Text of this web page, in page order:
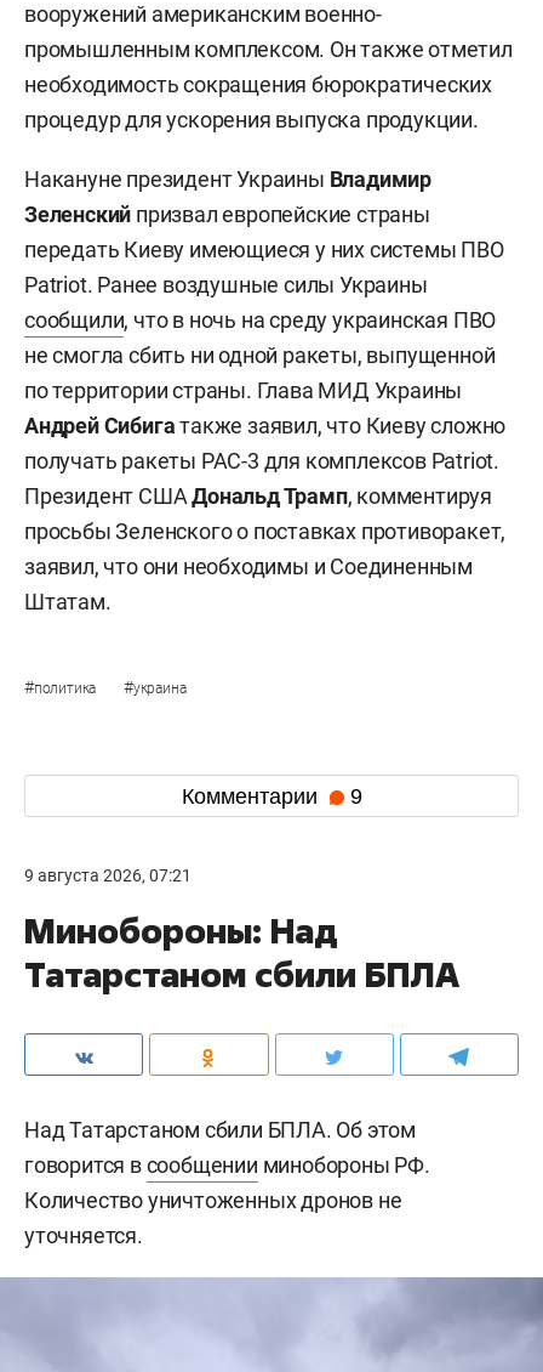
вооружений американским военно-
промышленным комплексом. Он также отметил
необходимость сокращения бюрократических
процедур для ускорения выпуска продукции.
Накануне президент Украины Владимир
Зеленский призвал европейские страны
передать Киеву имеющиеся у них системы ПВО
Patriot. Ранее воздушные силы Украины
сообщили, что в ночь на среду украинская ПВО
не смогла сбить ни одной ракеты, выпущенной
по территории страны. Глава МИД Украины
Андрей Сибигатакже заявил, что Киеву сложно
получать ракеты PAC-3 для комплексов Patriot.
Президент СШАДональд Трамп, комментируя
просьбы Зеленского о поставках противоракет,
заявил, что они необходимы и Соединенным
Штатам.
#политика #украина
Комментарии 9
9 августа 2026, 07:21
Минобороны: Над
Татарстаном сбили БПЛА
Над Татарстаном сбили БПЛА. Об этом
говорится всообщении минобороны РФ.
Количество уничтоженных дронов не
уточняется.